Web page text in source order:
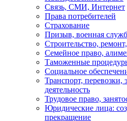
Связь, СМИ, Интернет
Права потребителей
Страхование
Призыв, военная
Строительство,
Семейное право,
Таможенные
Социальное
Транспорт, перевозки,
деятельность
Трудовое право,
Юридические лица:
прекращение